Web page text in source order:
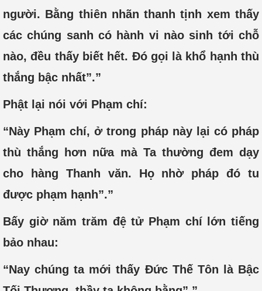
người. Bằng thiên nhãn thanh tịnh xem thấy
các chúng sanh có hành vi nào sinh tới chỗ
nào, đều thấy biết hết. Đó gọi là khổ hạnh thù
thắng bậc nhất”.”
Phật lại nói với Phạm chí:
“Này Phạm chí, ở trong pháp này lại có pháp
thù thắng hơn nữa mà Ta thường đem dạy
cho hàng Thanh văn. Họ nhờ pháp đó tu
được phạm hạnh”.”
Bấy giờ năm trăm đệ tử Phạm chí lớn tiếng
bảo nhau:
“Nay chúng ta mới thấy Ðức Thế Tôn là Bậc